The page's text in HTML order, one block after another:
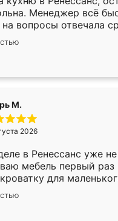
Менеджер всё
на вопросы отвечала
в субботу,
ответственностью.
работали
М.
2026
в Ренессанс уже
мебель первый раз
для
его рождении ,во
купе. По качеству
достаточно